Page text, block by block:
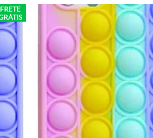
FRETE
O
preço
original
era:
R$ 29,90.
O
preço
R$ 5,00.